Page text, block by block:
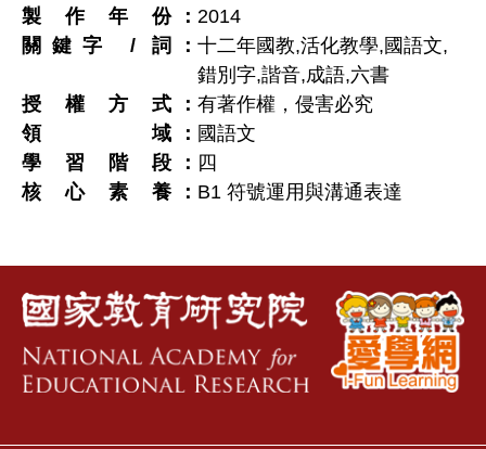
製作年份
2014
關鍵字 / 詞
十二年國教,活化教學,國語文,
錯別字,諧音,成語,六書
授權方式
有著作權，侵害必究
領域
國語文
學習階段
四
核心素養
B1 符號運用與溝通表達